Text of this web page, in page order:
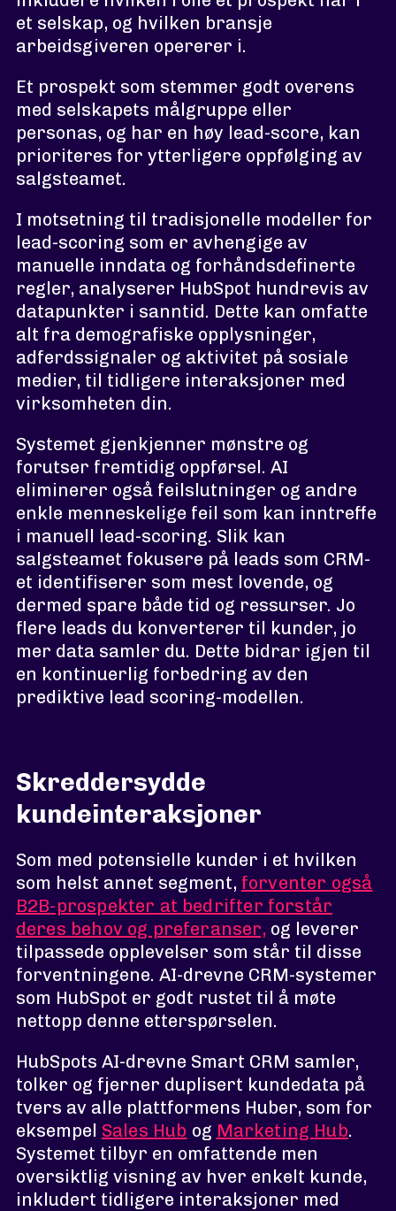
et selskap, og hvilken bransje
arbeidsgiveren opererer i.
Et prospekt som stemmer godt overens
med selskapets målgruppe eller
personas, og har en høy lead-score, kan
prioriteres for ytterligere oppfølging av
salgsteamet.
I motsetning til tradisjonelle modeller for
lead-scoring som er avhengige av
manuelle inndata og forhåndsdefinerte
regler, analyserer HubSpot hundrevis av
datapunkter i sanntid. Dette kan omfatte
alt fra demografiske opplysninger,
adferdssignaler og aktivitet på sosiale
medier, til tidligere interaksjoner med
virksomheten din.
Systemet gjenkjenner mønstre og
forutser fremtidig oppførsel. AI
eliminerer også feilslutninger og andre
enkle menneskelige feil som kan inntreffe
i manuell lead-scoring. Slik kan
salgsteamet fokusere på leads som CRM-
et identifiserer som mest lovende, og
dermed spare både tid og ressurser. Jo
flere leads du konverterer til kunder, jo
mer data samler du. Dette bidrar igjen til
en kontinuerlig forbedring av den
prediktive lead scoring-modellen.
Skreddersydde
kundeinteraksjoner
Som med potensielle kunder i et hvilken
som helst annet segment, forventer også
B2B-prospekter at bedrifter forstår
deres behov og preferanser, og leverer
tilpassede opplevelser som står til disse
forventningene. AI-drevne CRM-systemer
som HubSpot er godt rustet til å møte
nettopp denne etterspørselen.
HubSpots AI-drevne Smart CRM samler,
tolker og fjerner duplisert kundedata på
tvers av alle plattformens Huber, som for
eksempel Sales Hub og Marketing Hub.
Systemet tilbyr en omfattende men
oversiktlig visning av hver enkelt kunde,
inkludert tidligere interaksjoner med